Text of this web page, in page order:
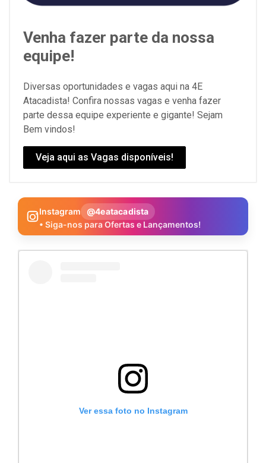
Venha fazer parte da nossa
equipe!
Diversas oportunidades e vagas aqui na 4E
Atacadista! Confira nossas vagas e venha fazer
parte dessa equipe experiente e gigante! Sejam
Bem vindos!
Veja aqui as Vagas disponíveis!
Instagram
@4eatacadista
• Siga-nos para Ofertas e Lançamentos!
Ver essa foto no Instagram